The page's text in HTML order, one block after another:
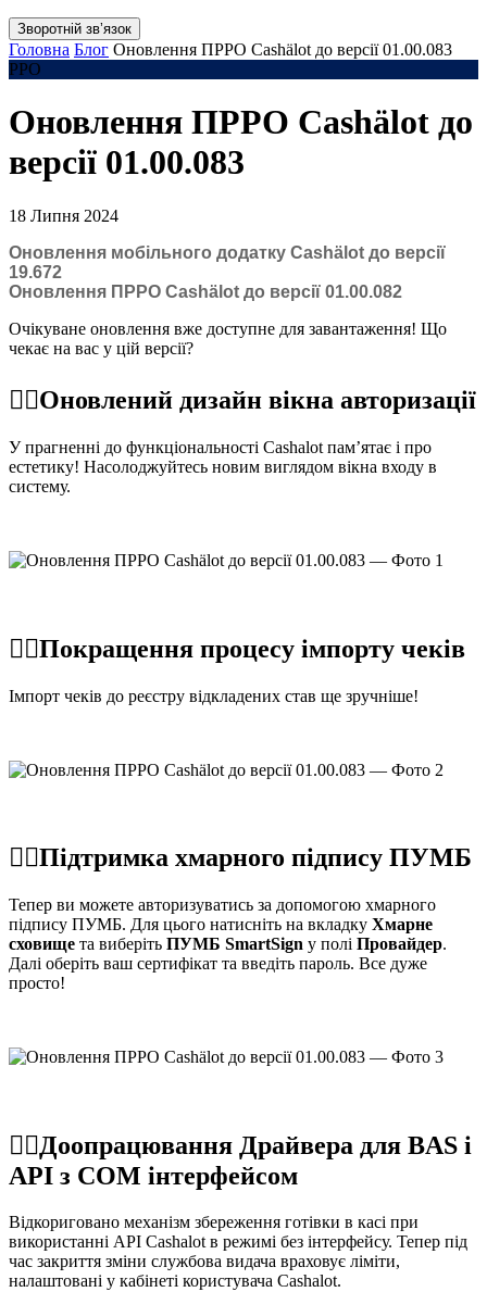
Зворотній звʼязок
Головна Блог Оновлення ПРРО Cashӓlot до версії 01.00.083
РРО
Оновлення ПРРО Cashӓlot до
версії 01.00.083
18 Липня 2024
Оновлення мобільного додатку Cashӓlot до версії
19.672
Оновлення ПРРО Cashӓlot до версії 01.00.082
Очікуване оновлення вже доступне для завантаження! Що
чекає на вас у цій версії?
☝🏻Оновлений дизайн вікна авторизації
У прагненні до функціональності Cashalot пам’ятає і про
естетику! Насолоджуйтесь новим виглядом вікна входу в
систему.
☝🏻Покращення процесу імпорту чеків
Імпорт чеків до реєстру відкладених став ще зручніше!
☝🏻Підтримка хмарного підпису ПУМБ
Тепер ви можете авторизуватись за допомогою хмарного
підпису ПУМБ. Для цього натисніть на вкладку Хмарне
сховище та виберіть ПУМБ SmartSign у полі Провайдер.
Далі оберіть ваш сертифікат та введіть пароль. Все дуже
просто!
☝🏻Доопрацювання Драйвера для BAS і
API з COM інтерфейсом
Відкориговано механізм збереження готівки в касі при
використанні API Cashalot в режимі без інтерфейсу. Тепер під
час закриття зміни службова видача враховує ліміти,
налаштовані у кабінеті користувача Cashalot.